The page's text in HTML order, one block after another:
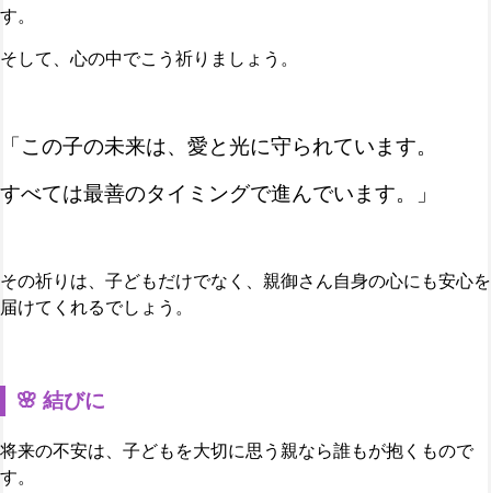
す。
そして、心の中でこう祈りましょう。
「この子の未来は、愛と光に守られています。
すべては最善のタイミングで進んでいます。」
その祈りは、子どもだけでなく、親御さん自身の心にも安心を
届けてくれるでしょう。
🌸 結びに
将来の不安は、子どもを大切に思う親なら誰もが抱くもので
す。